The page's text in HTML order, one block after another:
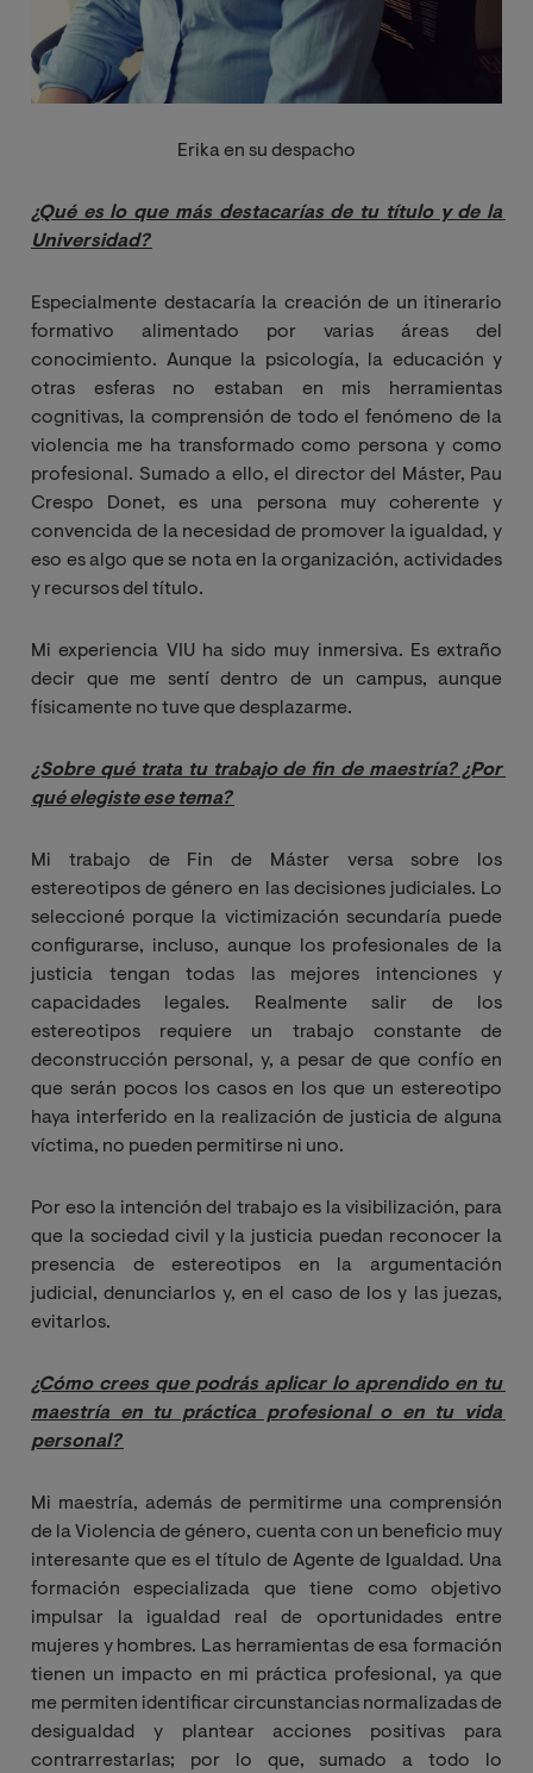
Erika en su despacho
¿Qué es lo que más destacarías de tu título y de la
Universidad?
Especialmente destacaría la creación de un itinerario
formativo alimentado por varias áreas del
conocimiento. Aunque la psicología, la educación y
otras esferas no estaban en mis herramientas
cognitivas, la comprensión de todo el fenómeno de la
violencia me ha transformado como persona y como
profesional. Sumado a ello, el director del Máster, Pau
Crespo Donet, es una persona muy coherente y
convencida de la necesidad de promover la igualdad, y
eso es algo que se nota en la organización, actividades
y recursos del título.
Mi experiencia VIU ha sido muy inmersiva. Es extraño
decir que me sentí dentro de un campus, aunque
físicamente no tuve que desplazarme.
¿Sobre qué trata tu trabajo de fin de maestría? ¿Por
qué elegiste ese tema?
Mi trabajo de Fin de Máster versa sobre los
estereotipos de género en las decisiones judiciales. Lo
seleccioné porque la victimización secundaría puede
configurarse, incluso, aunque los profesionales de la
justicia tengan todas las mejores intenciones y
capacidades legales. Realmente salir de los
estereotipos requiere un trabajo constante de
deconstrucción personal, y, a pesar de que confío en
que serán pocos los casos en los que un estereotipo
haya interferido en la realización de justicia de alguna
víctima, no pueden permitirse ni uno.
Por eso la intención del trabajo es la visibilización, para
que la sociedad civil y la justicia puedan reconocer la
presencia de estereotipos en la argumentación
judicial, denunciarlos y, en el caso de los y las juezas,
evitarlos.
¿Cómo crees que podrás aplicar lo aprendido en tu
maestría en tu práctica profesional o en tu vida
personal?
Mi maestría, además de permitirme una comprensión
de la Violencia de género, cuenta con un beneficio muy
interesante que es el título de Agente de Igualdad. Una
formación especializada que tiene como objetivo
impulsar la igualdad real de oportunidades entre
mujeres y hombres. Las herramientas de esa formación
tienen un impacto en mi práctica profesional, ya que
me permiten identificar circunstancias normalizadas de
desigualdad y plantear acciones positivas para
contrarrestarlas; por lo que, sumado a todo lo